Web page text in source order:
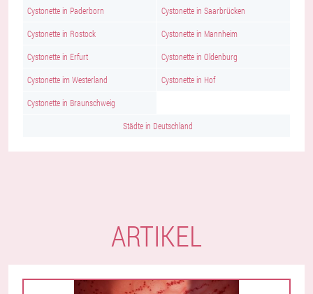
Cystonette in Paderborn Cystonette in Saarbrücken
Cystonette in Rostock Cystonette in Mannheim
Cystonette in Erfurt Cystonette in Oldenburg
Cystonette im Westerland Cystonette in Hof
Cystonette in Braunschweig
Städte in Deutschland
ARTIKEL